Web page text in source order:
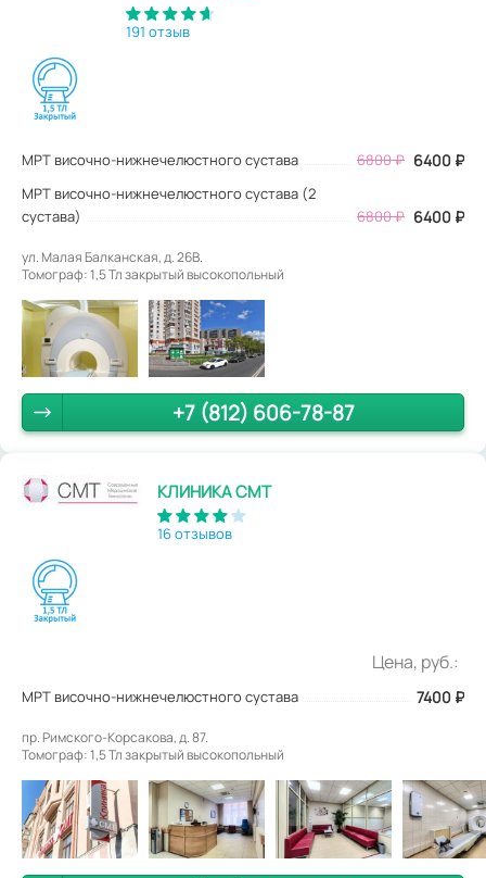
191 отзыв
МРТ височно-нижнечелюстного сустава 6800₽ 6400 ₽
МРТ височно-нижнечелюстного сустава (2
сустава)
6800 ₽ 6400 ₽
ул. Малая Балканская, д. 26В.
Томограф: 1,5 Тл закрытый высокопольный
+7 (812) 606-78-87
КЛИНИКА СМТ
16 отзывов
Цена, руб.:
МРТ височно-нижнечелюстного сустава 7400 ₽
пр. Римского-Корсакова, д. 87.
Томограф: 1,5 Тл закрытый высокопольный